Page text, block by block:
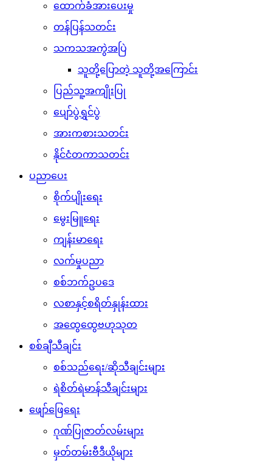
ထောက်ခံအားပေးမှု
တန်ပြန်သတင်း
သကသအကွဲအပြဲ
သူတို့ပြောတဲ့ သူတို့အကြောင်း
ပြည်သူ့အကျိုးပြု
ပျော်ပွဲရွှင်ပွဲ
အားကစားသတင်း
နိုင်ငံတကာသတင်း
ပညာပေး
စိုက်ပျိုးရေး
မွေးမြူရေး
ကျန်းမာရေး
လက်မှုပညာ
စစ်ဘက်ဥပဒေ
လစာနှင့်စရိတ်နှုန်းထား
အထွေထွေဗဟုသုတ
စစ်ချီသီချင်း
စစ်သည်ရေး/ဆိုသီချင်းများ
ရဲစိတ်ရဲမာန်သီချင်းများ
ဖျော်ဖြေရေး
ဂုဏ်ပြုဇာတ်လမ်းများ
မှတ်တမ်းဗီဒီယိုများ